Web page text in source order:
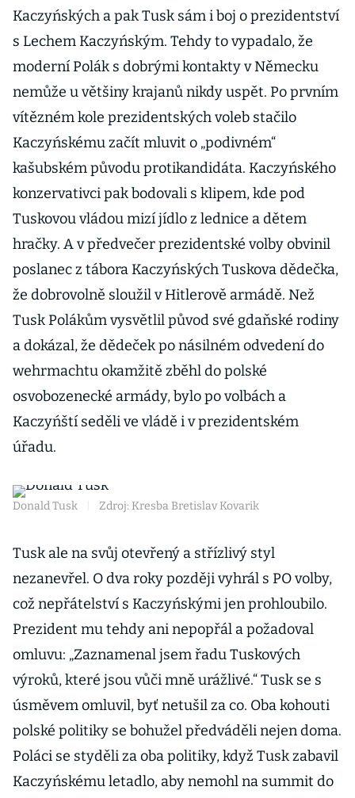
Kaczyńských a pak Tusk sám i boj o prezidentství
s Lechem Kaczyńským. Tehdy to vypadalo, že
moderní Polák s dobrými kontakty v Německu
nemůže u většiny krajanů nikdy uspět. Po prvním
vítězném kole prezidentských voleb stačilo
Kaczyńskému začít mluvit o „podivném“
kašubském původu protikandidáta. Kaczyńského
konzervativci pak bodovali s klipem, kde pod
Tuskovou vládou mizí jídlo z lednice a dětem
hračky. A v předvečer prezidentské volby obvinil
poslanec z tábora Kaczyńských Tuskova dědečka,
že dobrovolně sloužil v Hitlerově armádě. Než
Tusk Polákům vysvětlil původ své gdaňské rodiny
a dokázal, že dědeček po násilném odvedení do
wehrmachtu okamžitě zběhl do polské
osvobozenecké armády, bylo po volbách a
Kaczyńští seděli ve vládě i v prezidentském
úřadu.
Donald Tusk Zdroj: Kresba Bretislav Kovarik
Tusk ale na svůj otevřený a střízlivý styl
nezanevřel. O dva roky později vyhrál s PO volby,
což nepřátelství s Kaczyńskými jen prohloubilo.
Prezident mu tehdy ani nepopřál a požadoval
omluvu: „Zaznamenal jsem řadu Tuskových
výroků, které jsou vůči mně urážlivé.“ Tusk se s
úsměvem omluvil, byť netušil za co. Oba kohouti
polské politiky se bohužel předváděli nejen doma.
Poláci se styděli za oba politiky, když Tusk zabavil
Kaczyńskému letadlo, aby nemohl na summit do